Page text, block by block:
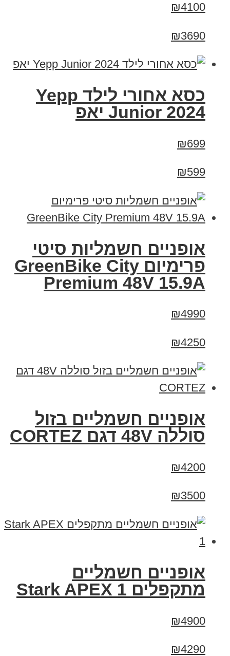
₪4100
₪3690
כסא אחורי לילד Yepp
Junior 2024 יאפ
₪699
₪599
אופניים חשמליות סיטי
פרימיום GreenBike City
Premium 48V 15.9A
₪4990
₪4250
אופניים חשמליים בזול
סוללה 48V דגם CORTEZ
₪4200
₪3500
‏אופניים חשמליים
‏מתקפלים Stark APEX 1
₪4900
₪4290